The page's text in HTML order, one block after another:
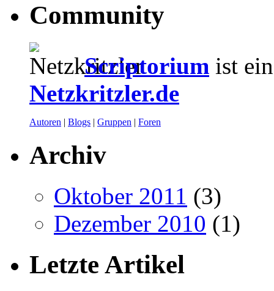
Community
Scriptorium ist
Netzkritzler.de
Autoren | Blogs | Gruppen | Foren
Archiv
Oktober 2011 (3)
Dezember 2010 (1)
Letzte Artikel